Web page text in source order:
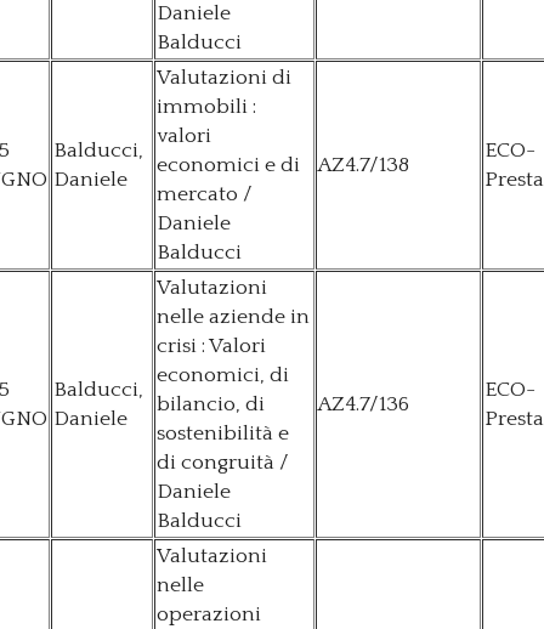
Daniele
Balducci
Balducci,
Daniele
Valutazioni di
immobili :
valori
economici e di
mercato /
Daniele
Balducci
AZ4.7/138
ECO-
Balducci,
Daniele
Valutazioni
nelle aziende in
crisi : Valori
economici, di
bilancio, di
sostenibilità e
di congruità /
Daniele
Balducci
AZ4.7/136
ECO-
Valutazioni
nelle
operazioni